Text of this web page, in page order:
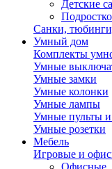
Детские
Санки,
Умный дом
Комплекты
Умные
Умные замки
Умные колонки
Умные лампы
Умные пульты
Умные розетки
Мебель
Игровые и
Офисные